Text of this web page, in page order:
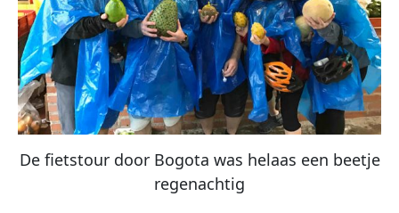
De fietstour door Bogota was helaas een beetje
regenachtig